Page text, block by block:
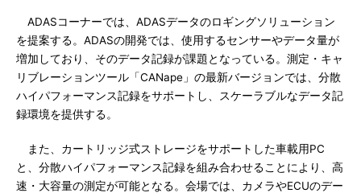
ADASコーナーでは、ADASデータのロギングソリューション
を提案する。ADASの開発では、使用するセンサーやデータ量が
増加しており、そのデータ記録が課題となっている。測定・キャ
リブレーションツール「CANape」の最新バージョンでは、分散
ハイパフォーマンス記録をサポートし、スケーラブルなデータ記
録環境を提供する。
また、カートリッジ式ストレージをサポートした車載用PC
と、分散ハイパフォーマンス記録を組み合わせることにより、高
速・大容量の測定が可能となる。会場では、カメラやECUのデー